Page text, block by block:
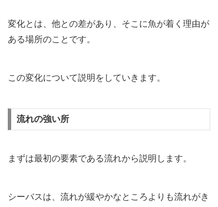
変化とは、他との差があり、そこに魚が着く理由が
ある場所のことです。
この変化について説明をしていきます。
流れの強い所
まずは最初の要素である流れから説明します。
シーバスは、流れが緩やかなところよりも流れがき